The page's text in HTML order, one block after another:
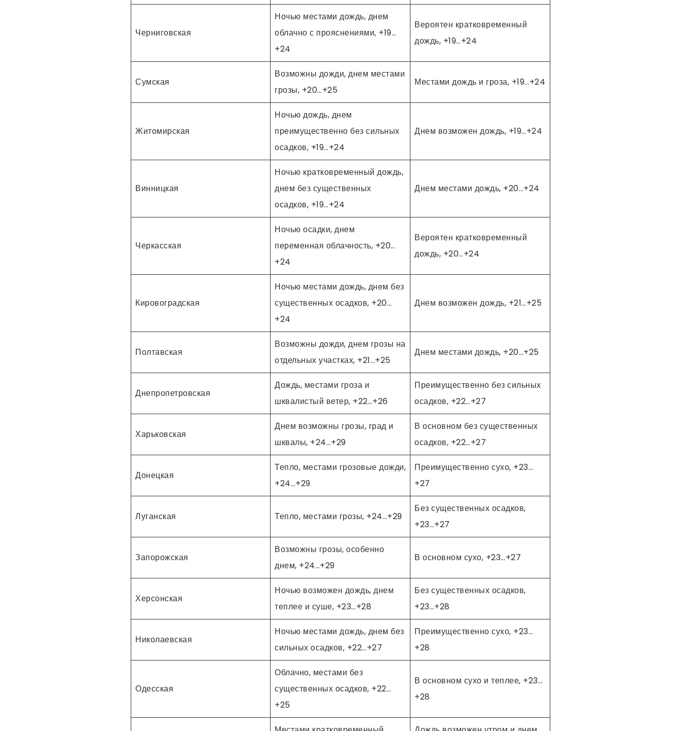
Черниговская
Ночью местами дождь, днем
облачно с прояснениями, +19…
+24
Вероятен кратковременный
дождь, +19…+24
Сумская
Возможны дожди, днем местами
грозы, +20…+25
Местами дождь и гроза, +19…+24
Житомирская
Ночью дождь, днем
преимущественно без сильных
осадков, +19…+24
Днем возможен дождь, +19…+24
Винницкая
Ночью кратковременный дождь,
днем без существенных
осадков, +19…+24
Днем местами дождь, +20…+24
Черкасская
Ночью осадки, днем
переменная облачность, +20…
+24
Вероятен кратковременный
дождь, +20…+24
Кировоградская
Ночью местами дождь, днем без
существенных осадков, +20…
+24
Днем возможен дождь, +21…+25
Полтавская
Возможны дожди, днем грозы на
отдельных участках, +21…+25
Днем местами дождь, +20…+25
Днепропетровская
Дождь, местами гроза и
шквалистый ветер, +22…+26
Преимущественно без сильных
осадков, +22…+27
Харьковская
Днем возможны грозы, град и
шквалы, +24…+29
В основном без существенных
осадков, +22…+27
Донецкая
Тепло, местами грозовые дожди,
+24…+29
Преимущественно сухо, +23…
+27
Луганская Тепло, местами грозы, +24…+29
Без существенных осадков,
+23…+27
Запорожская
Возможны грозы, особенно
днем, +24…+29
В основном сухо, +23…+27
Херсонская
Ночью возможен дождь, днем
теплее и суше, +23…+28
Без существенных осадков,
+23…+28
Николаевская
Ночью местами дождь, днем без
сильных осадков, +22…+27
Преимущественно сухо, +23…
+28
Одесская
Облачно, местами без
существенных осадков, +22…
+25
В основном сухо и теплее, +23…
+28